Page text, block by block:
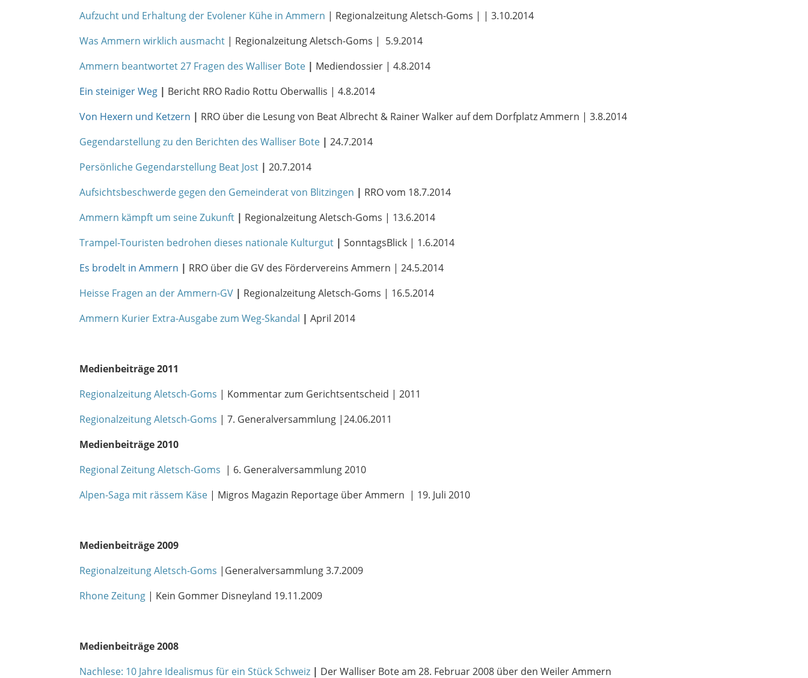
Aufzucht und Erhaltung der Evolener Kühe in Ammern | Regionalzeitung Aletsch-Goms | | 3.10.2014
Was Ammern wirklich ausmacht | Regionalzeitung Aletsch-Goms | 5.9.2014
Ammern beantwortet 27 Fragen des Walliser Bote | Mediendossier | 4.8.2014
Ein steiniger Weg | Bericht RRO Radio Rottu Oberwallis | 4.8.2014
Von Hexern und Ketzern | RRO über die Lesung von Beat Albrecht & Rainer Walker auf dem Dorfplatz Ammern | 3.8.2014
Gegendarstellung zu den Berichten des Walliser Bote | 24.7.2014
Persönliche Gegendarstellung Beat Jost | 20.7.2014
Aufsichtsbeschwerde gegen den Gemeinderat von Blitzingen | RRO vom 18.7.2014
Ammern kämpft um seine Zukunft | Regionalzeitung Aletsch-Goms | 13.6.2014
Trampel-Touristen bedrohen dieses nationale Kulturgut | SonntagsBlick | 1.6.2014
Es brodelt in Ammern | RRO über die GV des Fördervereins Ammern | 24.5.2014
Heisse Fragen an der Ammern-GV | Regionalzeitung Aletsch-Goms | 16.5.2014
Ammern Kurier Extra-Ausgabe zum Weg-Skandal | April 2014
Medienbeiträge 2011
Regionalzeitung Aletsch-Goms | Kommentar zum Gerichtsentscheid | 2011
Regionalzeitung Aletsch-Goms | 7. Generalversammlung |24.06.2011
Medienbeiträge 2010
Regional Zeitung Aletsch-Goms | 6. Generalversammlung 2010
Alpen-Saga mit rässem Käse | Migros Magazin Reportage über Ammern | 19. Juli 2010
Medienbeiträge 2009
Regionalzeitung Aletsch-Goms |Generalversammlung 3.7.2009
Rhone Zeitung | Kein Gommer Disneyland 19.11.2009
Medienbeiträge 2008
Nachlese: 10 Jahre Idealismus für ein Stück Schweiz | Der Walliser Bote am 28. Februar 2008 über den Weiler Ammern